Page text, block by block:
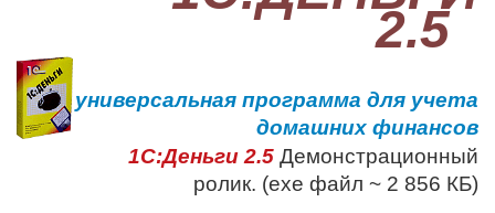
Образовательные программы
1С:Игры
2.5
универсальная программа для учета
домашних финансов
1С:Деньги 2.5 Демонстрационный
ролик. (exe файл ~ 2 856 КБ)